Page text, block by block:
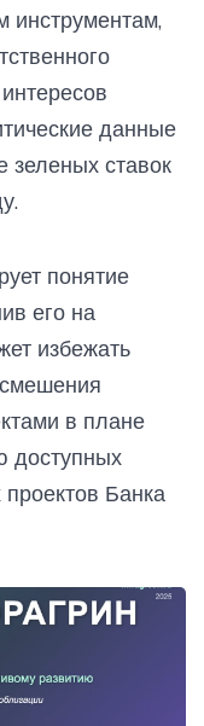
инструментам,
данные
зеленых ставок
понятие
его на
избежать
в плане
доступных
Банка